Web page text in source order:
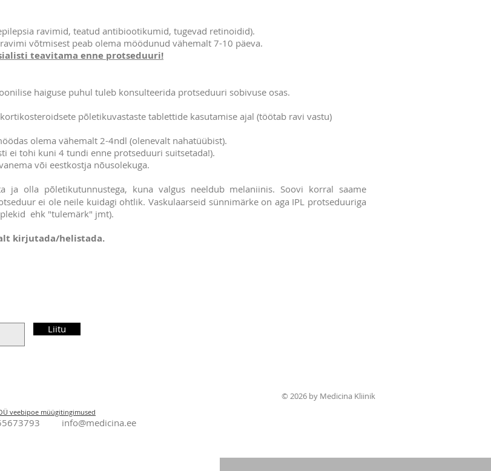
ravimid, teatud antibiootikumid, tugevad retinoidid).
võtmisest peab olema möödunud vähemalt 7-10 päeva.
teavitama enne protseduuri!
haiguse puhul tuleb konsulteerida protseduuri sobivuse osas.
põletikuvastaste tablettide kasutamise ajal (töötab ravi vastu)
olema vähemalt 2-4ndl (olenevalt nahatüübist).
ei tohi kuni 4 tundi enne protseduuri suitsetada!).
või eestkostja nõusolekuga.
ja olla põletikutunnustega, kuna valgus neeldub melaniinis. Soovi korral saame
ei ole neile kuidagi ohtlik. Vaskulaarseid sünnimärke on aga IPL protseduuriga
ehk "tulemärk" jmt).
kirjutada/helistada.
Liitu
© 2026 by Medicina Kliinik
veebipoe müügitingimused
55673793 info@medicina.ee